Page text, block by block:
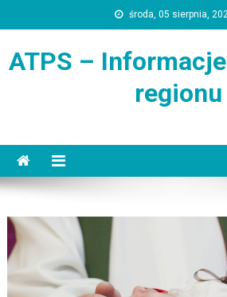
to
środa, 05 sierpnia,
ATPS –
regionu